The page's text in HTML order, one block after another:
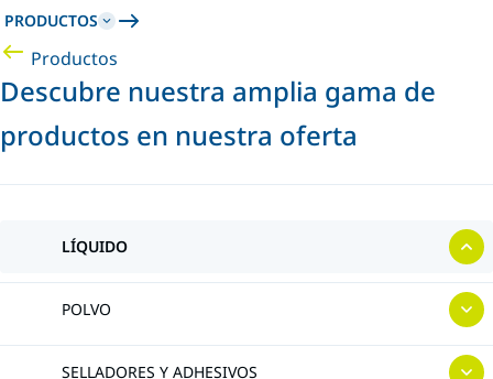
PRODUCTOS
Productos
Descubre nuestra amplia gama de
productos en nuestra oferta
LÍQUIDO
POLVO
SELLADORES Y ADHESIVOS